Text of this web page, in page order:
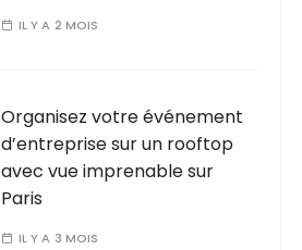
IL Y A 2 MOIS
Organisez votre événement
d’entreprise sur un rooftop
avec vue imprenable sur
Paris
IL Y A 3 MOIS